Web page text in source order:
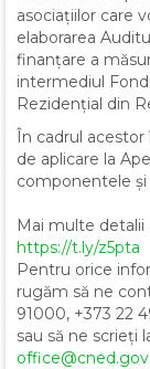
asociațiilor care
elaborarea
finanțare a
intermediul
Rezidențial din
În cadrul acestor
de aplicare la
componentele și
Mai multe detalii
https://t.ly/z5pta
Pentru orice
rugăm să ne
91000, +373 22
sau să ne scrieți